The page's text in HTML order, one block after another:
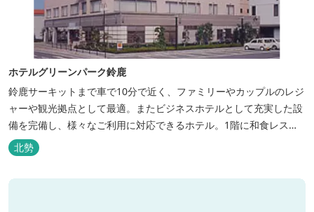
ホテルグリーンパーク鈴鹿
鈴鹿サーキットまで車で10分で近く、ファミリーやカップルのレジ
ャーや観光拠点として最適。またビジネスホテルとして充実した設
備を完備し、様々なご利用に対応できるホテル。1階に和食レスト
ランみやびを併設。
北勢